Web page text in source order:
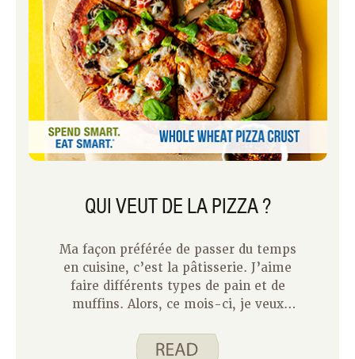
QUI VEUT DE LA PIZZA ?
Ma façon préférée de passer du temps
en cuisine, c’est la pâtisserie. J’aime
faire différents types de pain et de
muffins. Alors, ce mois-ci, je veux
pizza à l’Integral de Blé Entier.